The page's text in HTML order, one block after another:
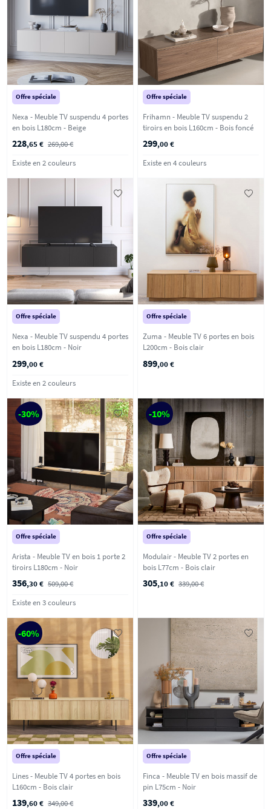
Offre spéciale
Nexa - Meuble TV suspendu 4 portes
en bois L180cm - Beige
228,65 € 269,00 €
Existe en 2 couleurs
Offre spéciale
Frihamn - Meuble TV suspendu 2
tiroirs en bois L160cm - Bois foncé
299,00 €
Existe en 4 couleurs
Offre spéciale
Nexa - Meuble TV suspendu 4 portes
en bois L180cm - Noir
299,00 €
Existe en 2 couleurs
Offre spéciale
Zuma - Meuble TV 6 portes en bois
L200cm - Bois clair
899,00 €
-30%
Offre spéciale
Arista - Meuble TV en bois 1 porte 2
tiroirs L180cm - Noir
356,30 € 509,00 €
Existe en 3 couleurs
-10%
Offre spéciale
Modulair - Meuble TV 2 portes en
bois L77cm - Bois clair
305,10 € 339,00 €
-60%
Offre spéciale
Lines - Meuble TV 4 portes en bois
L160cm - Bois clair
139,60 € 349,00 €
Offre spéciale
Finca - Meuble TV en bois massif de
pin L75cm - Noir
339,00 €